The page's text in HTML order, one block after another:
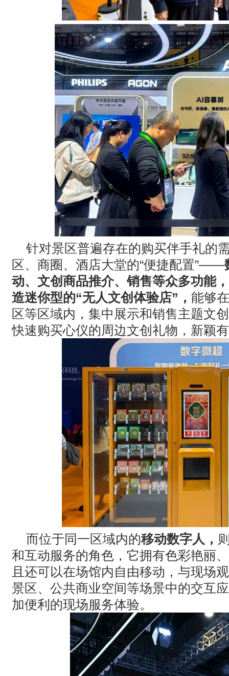
针对景区普遍存在的购买伴手礼的
区、商圈、酒店大堂的“便捷配置”——
动、文创商品推介、销售等众多功能
造迷你型的“无人文创体验店” ， 能够
区等区域内，集中展示和销售主题文
快速购买心仪的周边文创礼物，新颖
而位于同一区域内的移动数字人，
和互动服务的角色，它拥有色彩艳丽
且还可以在场馆内自由移动，与现场
景区、公共商业空间等场景中的交互
加便利的现场服务体验。